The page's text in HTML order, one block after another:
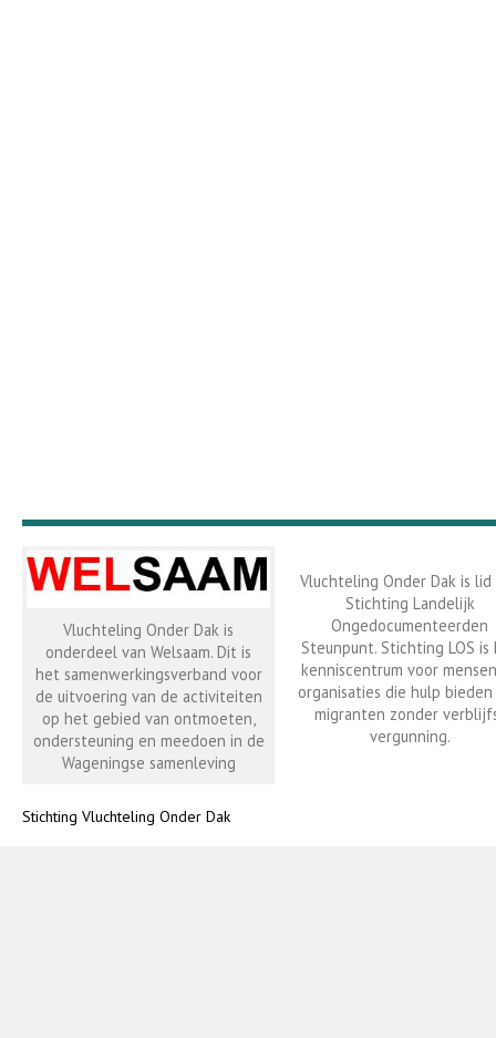
Vluchteling Onder Dak is
onderdeel van Welsaam. Dit is
het samenwerkingsverband voor
de uitvoering van de activiteiten
op het gebied van ontmoeten,
ondersteuning en meedoen in de
Wageningse samenleving
Vluchteling Onder Dak is lid
Stichting Landelijk
Ongedocumenteerden
Steunpunt. Stichting LOS is
kenniscentrum voor
organisaties die hulp bieden
migranten zonder
vergunning.
Stichting Vluchteling Onder Dak